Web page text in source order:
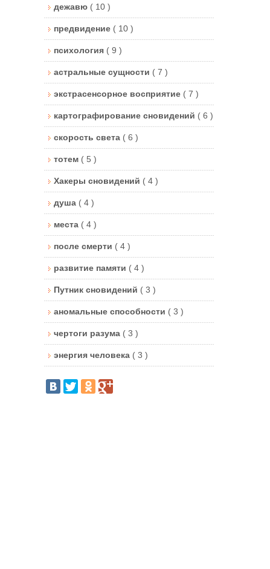
дежавю ( 10 )
предвидение ( 10 )
психология ( 9 )
астральные сущности ( 7 )
экстрасенсорное восприятие ( 7 )
картографирование сновидений ( 6 )
скорость света ( 6 )
тотем ( 5 )
Хакеры сновидений ( 4 )
душа ( 4 )
места ( 4 )
после смерти ( 4 )
развитие памяти ( 4 )
Путник сновидений ( 3 )
аномальные способности ( 3 )
чертоги разума ( 3 )
энергия человека ( 3 )